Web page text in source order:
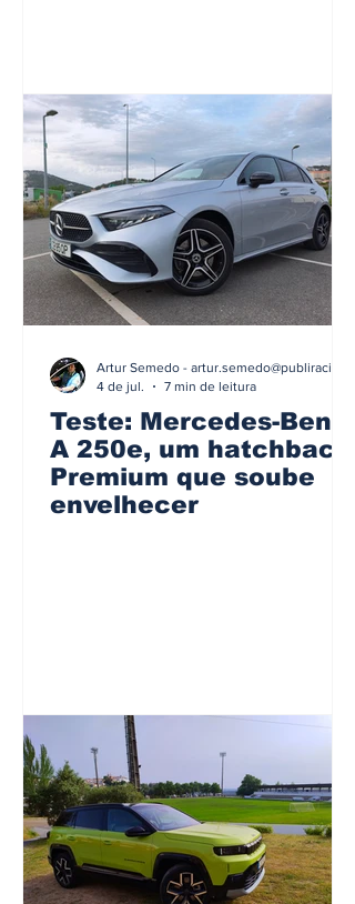
Teste: Mercedes-Benz
A 250e, um hatchback
Premium que soube
envelhecer
4 de jul.
7 min de leitura